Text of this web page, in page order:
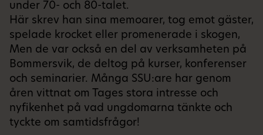
under 70- och 80-talet.
Här skrev han sina memoarer, tog emot gäster,
spelade krocket eller promenerade i skogen,
Men de var också en del av verksamheten på
Bommersvik, de deltog på kurser, konferenser
och seminarier. Många SSU:are har genom
åren vittnat om Tages stora intresse och
nyfikenhet på vad ungdomarna tänkte och
tyckte om samtidsfrågor!